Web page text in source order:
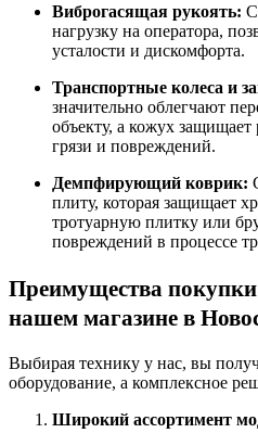
Виброгасящая рукоять:
нагрузку на оператора,
усталости и дискомфорта.
Транспортные колеса и
значительно облегчают
объекту, а кожух
грязи и повреждений.
Демпфирующий коврик:
плиту, которая защищает
тротуарную плитку или
повреждений в процессе
Преимущества
нашем магазине в
Выбирая технику у нас, вы
оборудование, а комплексное
Широкий ассортимент